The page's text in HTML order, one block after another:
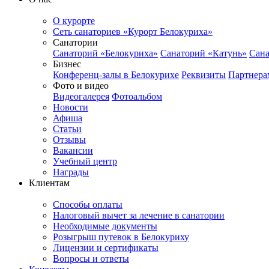
О курорте
Сеть санаториев «Курорт Белокуриха»
Санатории
Санаторий «Белокуриха» Санаторий «Катунь»
Бизнес
Конференц-залы в Белокурихе Реквизиты
Фото и видео
Видеогалерея Фотоальбом
Новости
Афиша
Статьи
Отзывы
Вакансии
Учебный центр
Награды
Клиентам
Способы оплаты
Налоговый вычет за лечение в санатории
Необходимые документы
Розыгрыш путевок в Белокуриху
Лицензии и сертификаты
Вопросы и ответы